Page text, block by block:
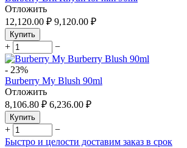
Отложить
12,120.00 ₽ 9,120.00 ₽
Купить
+ −
- 23%
Burberry My Blush 90ml
Отложить
8,106.80 ₽ 6,236.00 ₽
Купить
+
−
Быстро и целости доставим заказ в срок